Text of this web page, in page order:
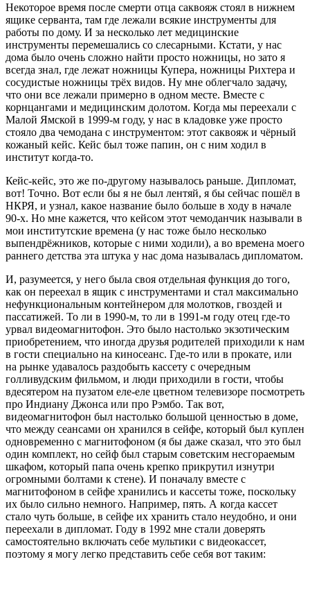
Некоторое время после смерти отца саквояж стоял в нижнем
ящике серванта, там где лежали всякие инструменты для
работы по дому. И за несколько лет медицинские
инструменты перемешались со слесарными. Кстати, у нас
дома было очень сложно найти просто ножницы, но зато я
всегда знал, где лежат ножницы Купера, ножницы Рихтера и
сосудистые ножницы трёх видов. Ну мне облегчало задачу,
что они все лежали примерно в одном месте. Вместе с
корнцангами и медицинским долотом. Когда мы переехали с
Малой Ямской в 1999-м году, у нас в кладовке уже просто
стояло два чемодана с инструментом: этот саквояж и чёрный
кожаный кейс. Кейс был тоже папин, он с ним ходил в
институт когда-то.
Кейс-кейс, это же по-другому называлось раньше. Дипломат,
вот! Точно. Вот если бы я не был лентяй, я бы сейчас пошёл в
НКРЯ, и узнал, какое название было больше в ходу в начале
90-х. Но мне кажется, что кейсом этот чемоданчик называли в
мои институтские времена (у нас тоже было несколько
выпендрёжников, которые с ними ходили), а во времена моего
раннего детства эта штука у нас дома называлась дипломатом.
И, разумеется, у него была своя отдельная функция до того,
как он переехал в ящик с инструментами и стал максимально
нефункциональным контейнером для молотков, гвоздей и
пассатижей. То ли в 1990-м, то ли в 1991-м году отец где-то
урвал видеомагнитофон. Это было настолько экзотическим
приобретением, что иногда друзья родителей приходили к нам
в гости специально на киносеанс. Где-то или в прокате, или
на рынке удавалось раздобыть кассету с очередным
голливудским фильмом, и люди приходили в гости, чтобы
вдесятером на пузатом еле-еле цветном телевизоре посмотреть
про Индиану Джонса или про Рэмбо. Так вот,
видеомагнитофон был настолько большой ценностью в доме,
что между сеансами он хранился в сейфе, который был куплен
одновременно с магнитофоном (я бы даже сказал, что это был
один комплект, но сейф был старым советским несгораемым
шкафом, который папа очень крепко прикрутил изнутри
огромными болтами к стене). И поначалу вместе с
магнитофоном в сейфе хранились и кассеты тоже, поскольку
их было сильно немного. Например, пять. А когда кассет
стало чуть больше, в сейфе их хранить стало неудобно, и они
переехали в дипломат. Году в 1992 мне стали доверять
самостоятельно включать себе мультики с видеокассет,
поэтому я могу легко представить себе себя вот таким: